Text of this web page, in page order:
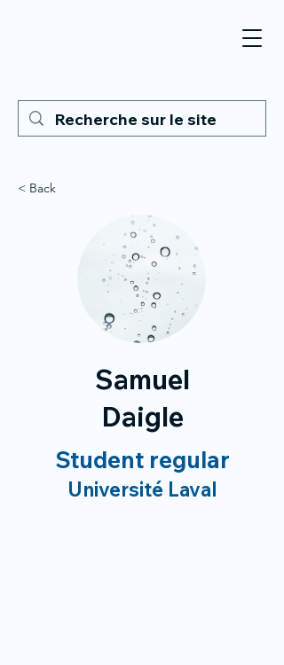
< Back
Samuel
Daigle
Student regular
Université Laval